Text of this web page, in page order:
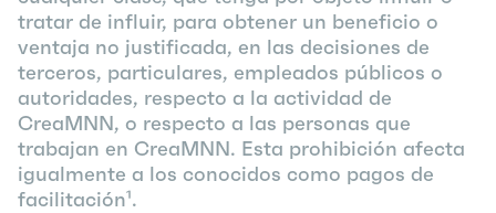
tratar de influir, para obtener un beneficio o
ventaja no justificada, en las decisiones de
terceros, particulares, empleados públicos o
autoridades, respecto a la actividad de
CreaMNN, o respecto a las personas que
trabajan en CreaMNN. Esta prohibición afecta
igualmente a los conocidos como pagos de
facilitación¹.